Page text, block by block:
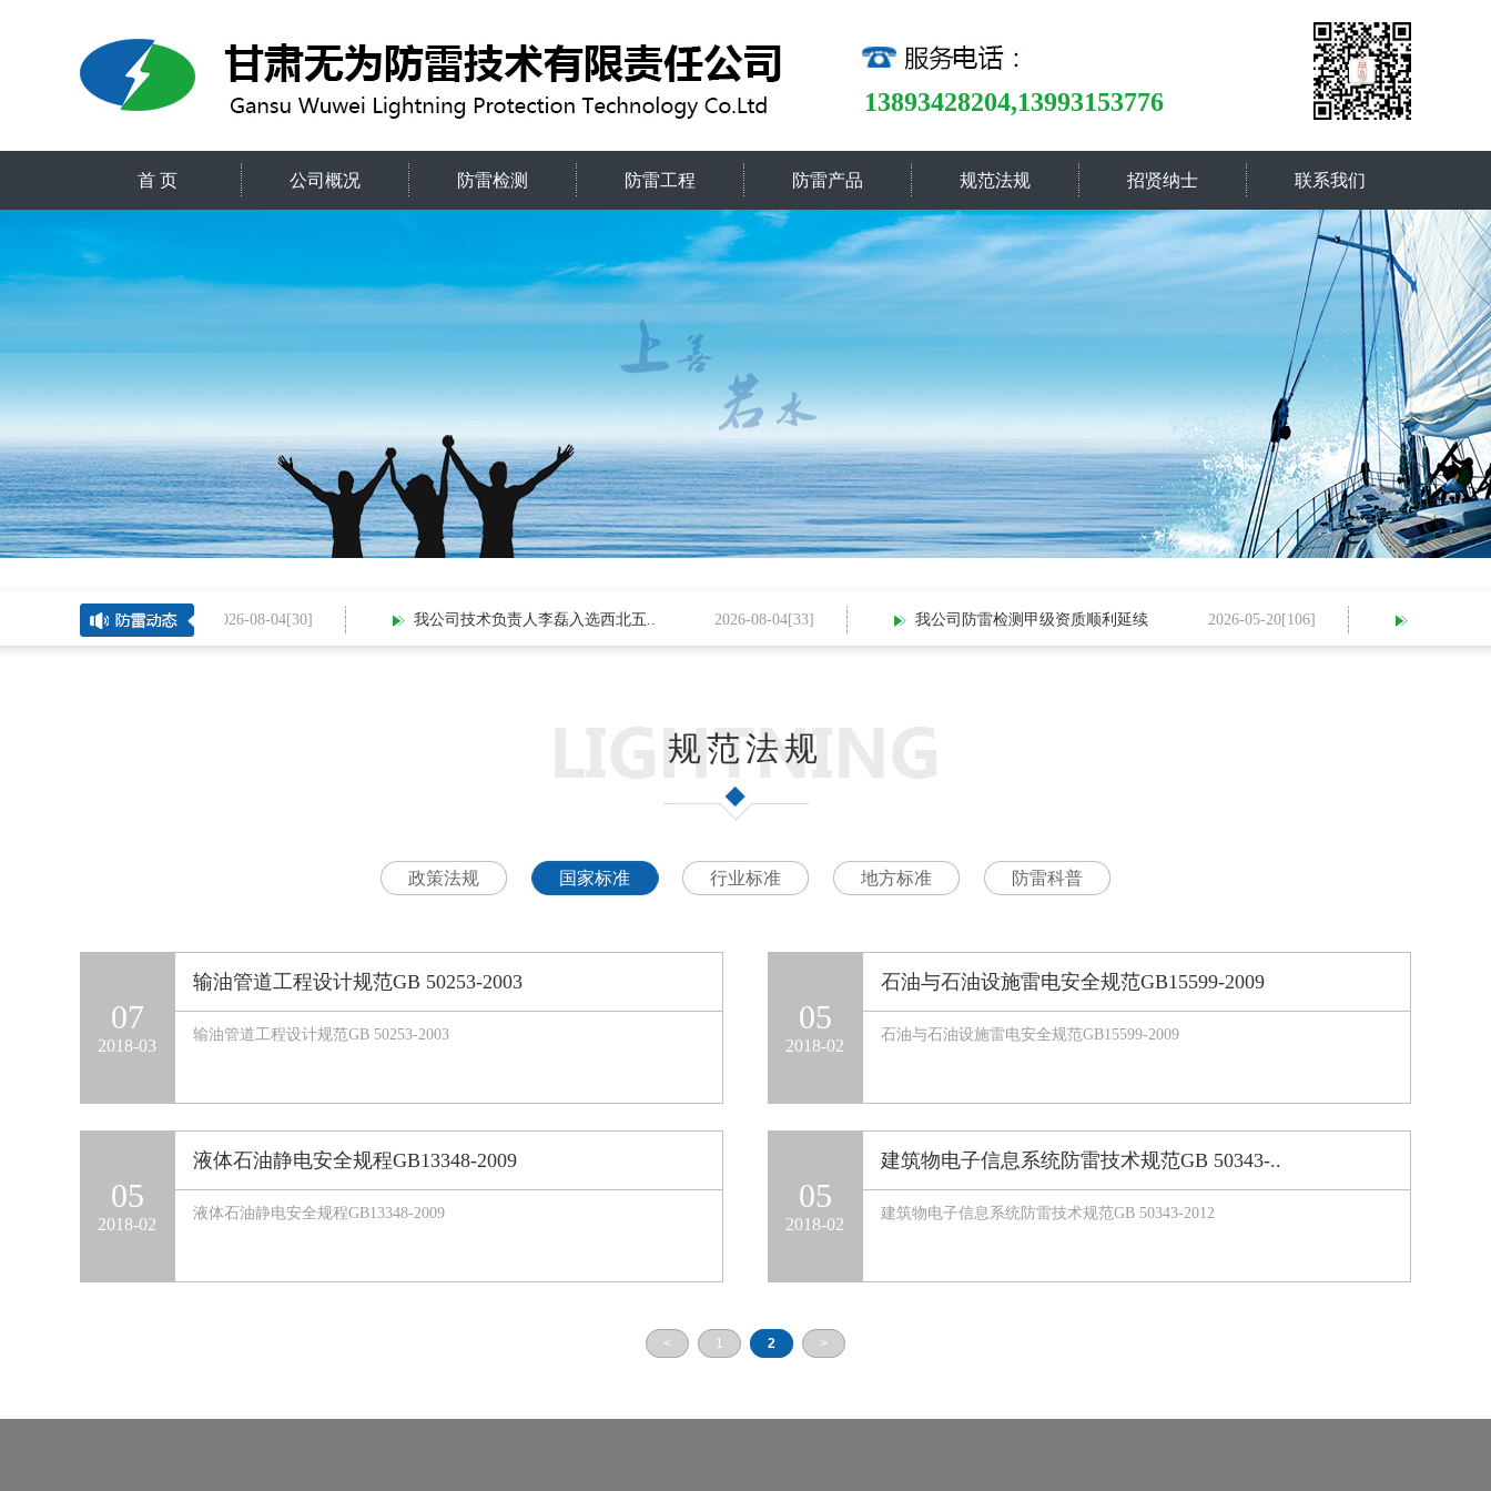
13893428204,13993153776
首 页 公司概况 防雷检测 防雷工程 防雷产品 规范法规 招贤纳士 联系我们
2026-08-04[30] 2026-08-04[33]
我公司技术负责人李磊入选西北五.. 2026-05-20[106]
我公司防雷检测甲级资质顺利延续 我公司进行
规范法规
政策法规 国家标准 行业标准 地方标准 防雷科普
07
2018-03
输油管道工程设计规范GB 50253-2003
输油管道工程设计规范GB 50253-2003 05
2018-02
石油与石油设施雷电安全规范GB15599-2009
石油与石油设施雷电安全规范GB15599-2009
05
2018-02
液体石油静电安全规程GB13348-2009
液体石油静电安全规程GB13348-2009 05
2018-02
建筑物电子信息系统防雷技术规范GB 50343-..
建筑物电子信息系统防雷技术规范GB 50343-2012
< 1 2 >